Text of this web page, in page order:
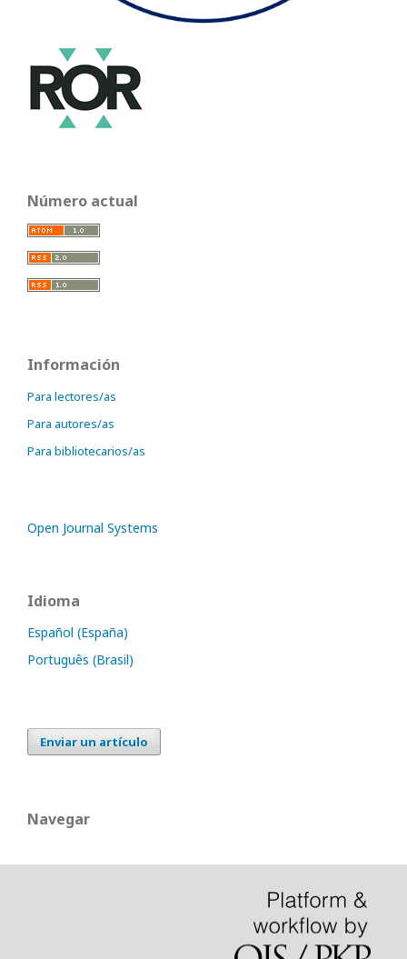
Número actual
Información
Para lectores/as
Para autores/as
Para bibliotecarios/as
Open Journal Systems
Idioma
Español (España)
Português (Brasil)
Enviar un artículo
Navegar